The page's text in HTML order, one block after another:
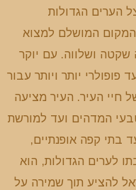
הערים הגדולות
המקום המושלם למצוא
ושלווה. עם יוקר
יותר ויותר עבור
העיר. העיר מציעה
המדהים ועד למורשת
בתי קפה אופנתיים,
לערים הגדולות, הוא
להציע תוך שמירה על